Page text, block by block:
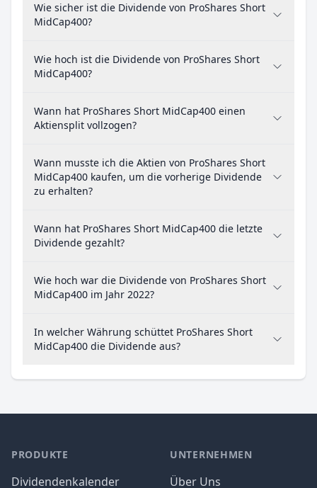
Wie sicher ist die Dividende von ProShares Short
MidCap400?
Wie hoch ist die Dividende von ProShares Short
MidCap400?
Wann hat ProShares Short MidCap400 einen
Aktiensplit vollzogen?
Wann musste ich die Aktien von ProShares Short
MidCap400 kaufen, um die vorherige Dividende
zu erhalten?
Wann hat ProShares Short MidCap400 die letzte
Dividende gezahlt?
Wie hoch war die Dividende von ProShares Short
MidCap400 im Jahr 2022?
In welcher Währung schüttet ProShares Short
MidCap400 die Dividende aus?
PRODUKTE
Dividendenkalender
UNTERNEHMEN
Über Uns